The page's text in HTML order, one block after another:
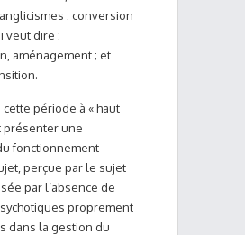
: conversion
veut dire :
aménagement ; et
cette période à « haut
présenter une
fonctionnement
perçue par le sujet
par l’absence de
proprement
dans la gestion du